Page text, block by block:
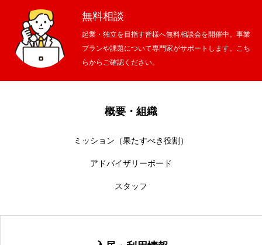
無料相談
起業・独立を目指す皆様へ無料相談会を開催中。事業
プランや課題について専門家がサポートします。こち
らからご確認ください。
概要・組織
ミッション（果たすべき役割）
アドバイザリーボード
スタッフ